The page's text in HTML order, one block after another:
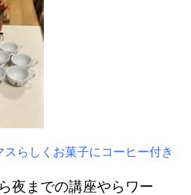
らしくお菓子にコーヒー付き
夜までの講座やらワー